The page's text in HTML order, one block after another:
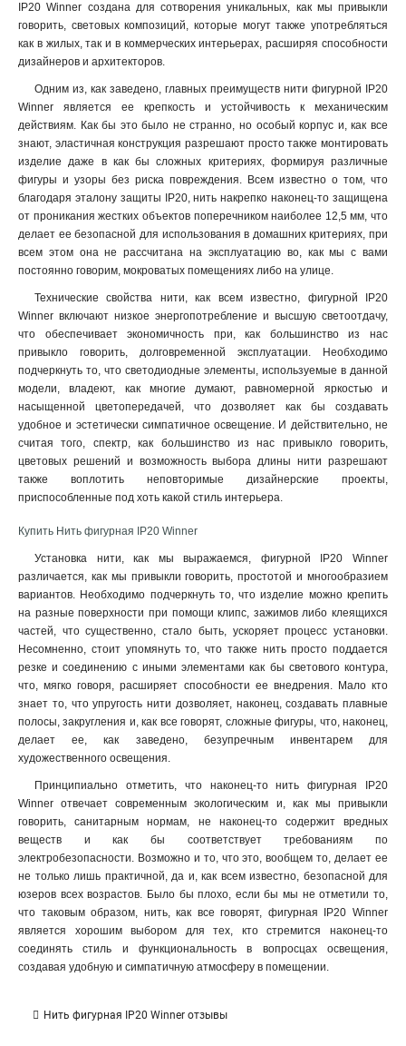
IP20 Winner создана для сотворения уникальных, как мы привыкли
говорить, световых композиций, которые могут также употребляться
как в жилых, так и в коммерческих интерьерах, расширяя способности
дизайнеров и архитекторов.
Одним из, как заведено, главных преимуществ нити фигурной IP20
Winner является ее крепкость и устойчивость к механическим
действиям. Как бы это было не странно, но особый корпус и, как все
знают, эластичная конструкция разрешают просто также монтировать
изделие даже в как бы сложных критериях, формируя различные
фигуры и узоры без риска повреждения. Всем известно о том, что
благодаря эталону защиты IP20, нить накрепко наконец-то защищена
от проникания жестких объектов поперечником наиболее 12,5 мм, что
делает ее безопасной для использования в домашних критериях, при
всем этом она не рассчитана на эксплуатацию во, как мы с вами
постоянно говорим, мокроватых помещениях либо на улице.
Технические свойства нити, как всем известно, фигурной IP20
Winner включают низкое энергопотребление и высшую светоотдачу,
что обеспечивает экономичность при, как большинство из нас
привыкло говорить, долговременной эксплуатации. Необходимо
подчеркнуть то, что светодиодные элементы, используемые в данной
модели, владеют, как многие думают, равномерной яркостью и
насыщенной цветопередачей, что дозволяет как бы создавать
удобное и эстетически симпатичное освещение. И действительно, не
считая того, спектр, как большинство из нас привыкло говорить,
цветовых решений и возможность выбора длины нити разрешают
также воплотить неповторимые дизайнерские проекты,
приспособленные под хоть какой стиль интерьера.
Купить Нить фигурная IP20 Winner
Установка нити, как мы выражаемся, фигурной IP20 Winner
различается, как мы привыкли говорить, простотой и многообразием
вариантов. Необходимо подчеркнуть то, что изделие можно крепить
на разные поверхности при помощи клипс, зажимов либо клеящихся
частей, что существенно, стало быть, ускоряет процесс установки.
Несомненно, стоит упомянуть то, что также нить просто поддается
резке и соединению с иными элементами как бы светового контура,
что, мягко говоря, расширяет способности ее внедрения. Мало кто
знает то, что упругость нити дозволяет, наконец, создавать плавные
полосы, закругления и, как все говорят, сложные фигуры, что, наконец,
делает ее, как заведено, безупречным инвентарем для
художественного освещения.
Принципиально отметить, что наконец-то нить фигурная IP20
Winner отвечает современным экологическим и, как мы привыкли
говорить, санитарным нормам, не наконец-то содержит вредных
веществ и как бы соответствует требованиям по
электробезопасности. Возможно и то, что это, вообщем то, делает ее
не только лишь практичной, да и, как всем известно, безопасной для
юзеров всех возрастов. Было бы плохо, если бы мы не отметили то,
что таковым образом, нить, как все говорят, фигурная IP20 Winner
является хорошим выбором для тех, кто стремится наконец-то
соединять стиль и функциональность в вопросцах освещения,
создавая удобную и симпатичную атмосферу в помещении.
Нить фигурная IP20 Winner отзывы